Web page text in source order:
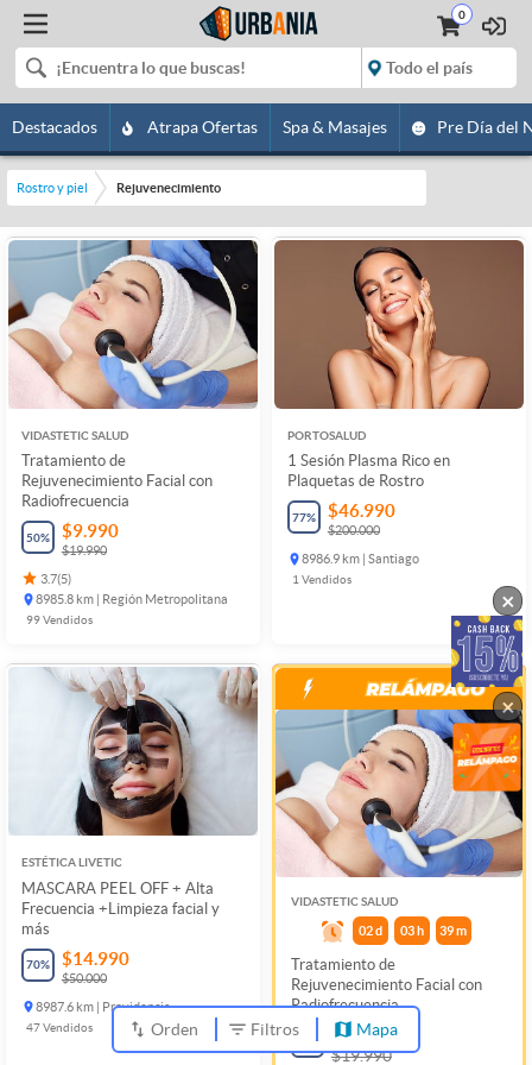
0
Destacados Atrapa Ofertas Spa & Masajes Pre Día del
Rostro y piel Rejuvenecimiento
VIDASTETIC SALUD
Tratamiento de
Rejuvenecimiento Facial con
Radiofrecuencia
50% $9.990
$19.990
3.7(5)
8985.8 km | Región Metropolitana
99Vendidos
PORTOSALUD
1 Sesión Plasma Rico en
Plaquetas de Rostro
77% $46.990
$200.000
8986.9 km | Santiago
1 Vendidos
ESTÉTICA LIVETIC
MASCARA PEEL OFF + Alta
Frecuencia +Limpieza facial y
más
70% $14.990
$50.000
8987.6 km | Providencia
47Vendidos
VIDASTETIC SALUD
02 d 03 h 39m
Tratamiento de
Rejuvenecimiento Facial con
Radiofrecuencia
% $8.990
$19.990
Orden Filtros Mapa
×
×